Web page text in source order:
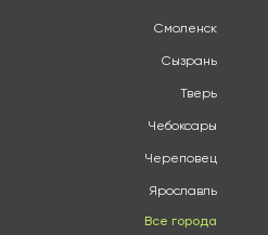
Смоленск
Сызрань
Тверь
Чебоксары
Череповец
Ярославль
Все города